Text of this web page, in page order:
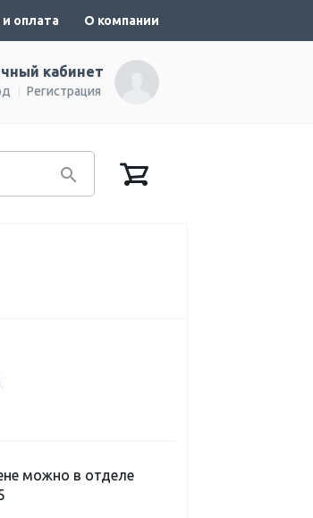
оплата О компании
кабинет
Регистрация
можно в отделе